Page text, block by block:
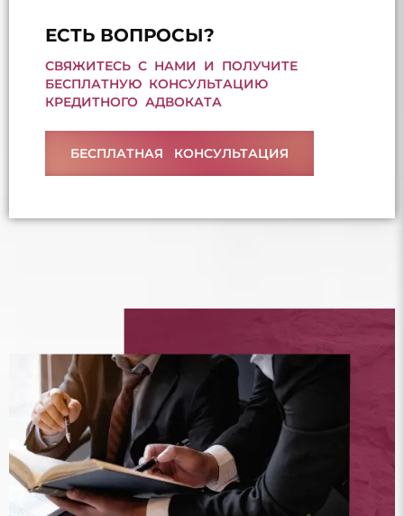
ЕСТЬ ВОПРОСЫ?
СВЯЖИТЕСЬ С НАМИ И ПОЛУЧИТЕ
БЕСПЛАТНУЮ КОНСУЛЬТАЦИЮ
КРЕДИТНОГО АДВОКАТА
БЕСПЛАТНАЯ КОНСУЛЬТАЦИЯ